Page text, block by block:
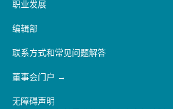
职业发展
编辑部
联系方式和常见问题解答
董事会门户
无障碍声明